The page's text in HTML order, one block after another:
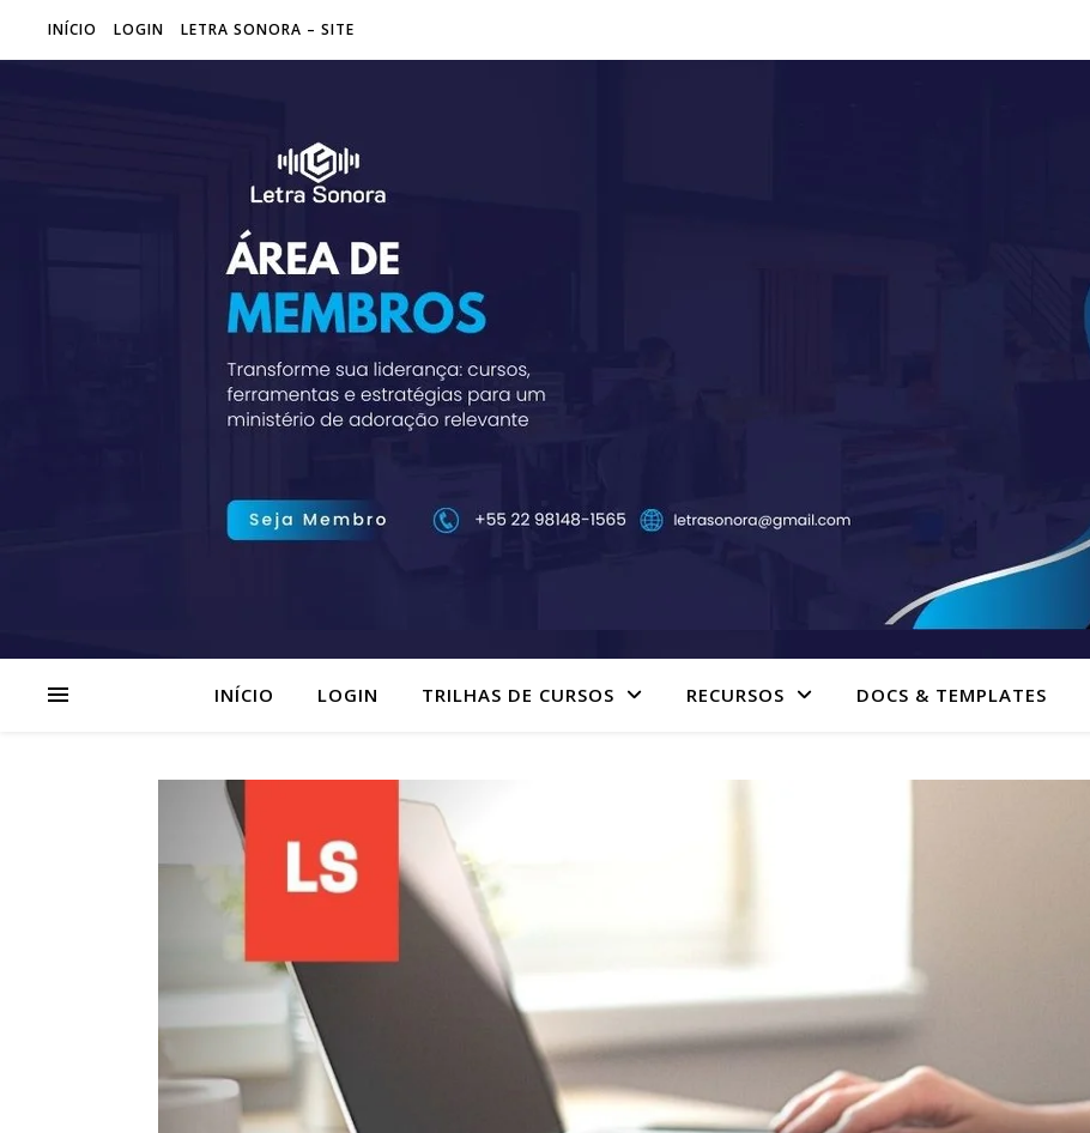
INÍCIO LOGIN LETRA SONORA – SITE
INÍCIO LOGIN TRILHAS DE CURSOS RECURSOS DOCS & TEMPLATES